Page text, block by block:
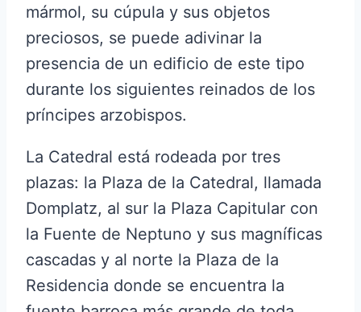
mármol, su cúpula y sus objetos
preciosos, se puede adivinar la
presencia de un edificio de este tipo
durante los siguientes reinados de los
príncipes arzobispos.
La Catedral está rodeada por tres
plazas: la Plaza de la Catedral, llamada
Domplatz, al sur la Plaza Capitular con
la Fuente de Neptuno y sus magníficas
cascadas y al norte la Plaza de la
Residencia donde se encuentra la